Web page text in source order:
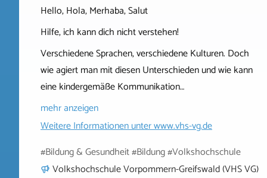
Hello, Hola, Merhaba, Salut
Hilfe, ich kann dich nicht verstehen!
Verschiedene Sprachen, verschiedene Kulturen. Doch
wie agiert man mit diesen Unterschieden und wie kann
eine kindergemäße Kommunikation…
mehr anzeigen
Weitere Informationen unterwww.vhs-vg.de
#Bildung & Gesundheit #Bildung #Volkshochschule
Volkshochschule Vorpommern-Greifswald (VHS VG)